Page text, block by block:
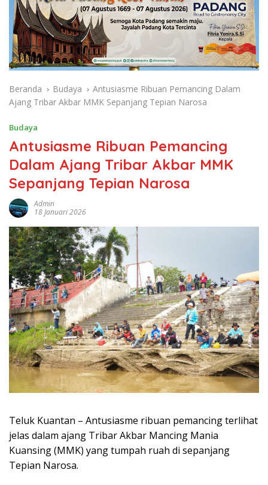
Beranda Budaya
Antusiasme Ribuan Pemancing Dalam
Ajang Tribar Akbar MMK Sepanjang Tepian Narosa
Budaya
Antusiasme Ribuan Pemancing
Dalam Ajang Tribar Akbar MMK
Sepanjang Tepian Narosa
Admin
18 Januari 2026
Teluk Kuantan – Antusiasme ribuan pemancing terlihat
jelas dalam ajang Tribar Akbar Mancing Mania
Kuansing (MMK) yang tumpah ruah di sepanjang
Tepian Narosa.